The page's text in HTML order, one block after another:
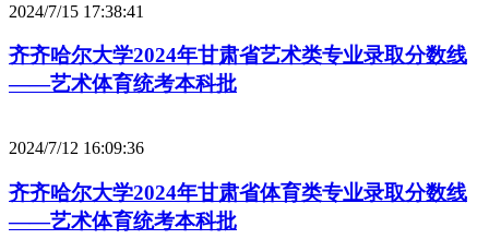
2024/7/15 17:38:41
齐齐哈尔大学2024年甘肃省艺术类专业录取分数线
——艺术体育统考本科批
2024/7/12 16:09:36
齐齐哈尔大学2024年甘肃省体育类专业录取分数线
——艺术体育统考本科批